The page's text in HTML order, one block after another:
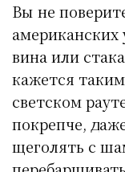
Вы не
американских
вина или
кажется
светском
покрепче,
щеголять с